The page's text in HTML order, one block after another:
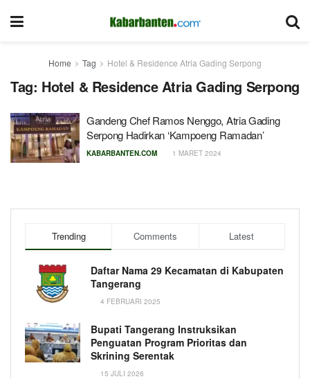
Home Tag Hotel & Residence Atria Gading Serpong
Tag: Hotel & Residence Atria Gading Serpong
Gandeng Chef Ramos Nenggo, Atria Gading
Serpong Hadirkan ‘Kampoeng Ramadan’
KABARBANTEN.COM 1 MARET 2024
Trending Comments Latest
Daftar Nama 29 Kecamatan di Kabupaten
Tangerang
4 FEBRUARI 2025
Bupati Tangerang Instruksikan
Penguatan Program Prioritas dan
Skrining Serentak
15 JULI 2026